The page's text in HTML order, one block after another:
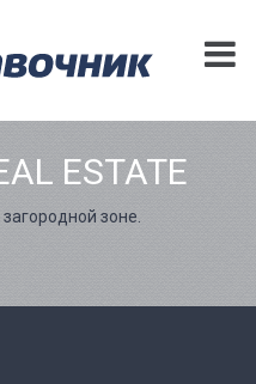
ESTATE
зоне.